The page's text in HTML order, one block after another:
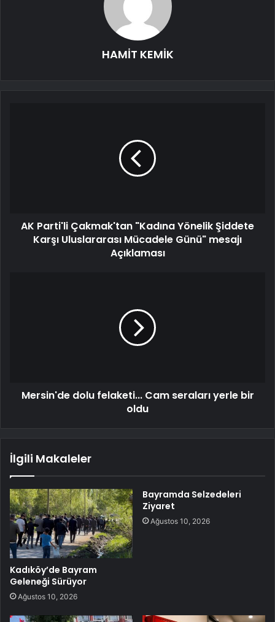
HAMİT KEMİK
AK Parti'li Çakmak'tan "Kadına Yönelik Şiddete
Karşı Uluslararası Mücadele Günü" mesajı
Açıklaması
Mersin'de dolu felaketi... Cam seraları yerle bir
oldu
İlgili Makaleler
Kadıköy’de Bayram
Geleneği Sürüyor
Ağustos 10, 2026
Bayramda Selzedeleri
Ziyaret
Ağustos 10, 2026